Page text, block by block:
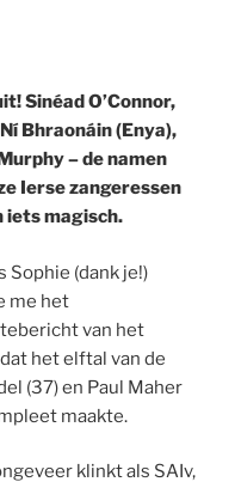
Sinéad O’Connor,
Bhraonáin (Enya),
– de namen
Ierse zangeressen
iets magisch.
Sophie (dank je!)
me het
van het
het elftal van de
(37) en Paul Maher
maakte.
klinkt als SAIv,